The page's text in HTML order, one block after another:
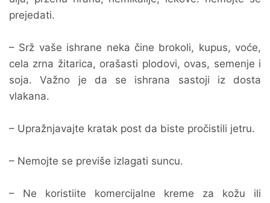
prejedati.
– Srž vaše ishrane neka čine brokoli, kupus, voće,
cela zrna žitarica, orašasti plodovi, ovas, semenje i
soja. Važno je da se ishrana sastoji iz dosta
vlakana.
– Upražnjavajte kratak post da biste pročistili jetru.
– Nemojte se previše izlagati suncu.
– Ne koristiite komercijalne kreme za kožu ili